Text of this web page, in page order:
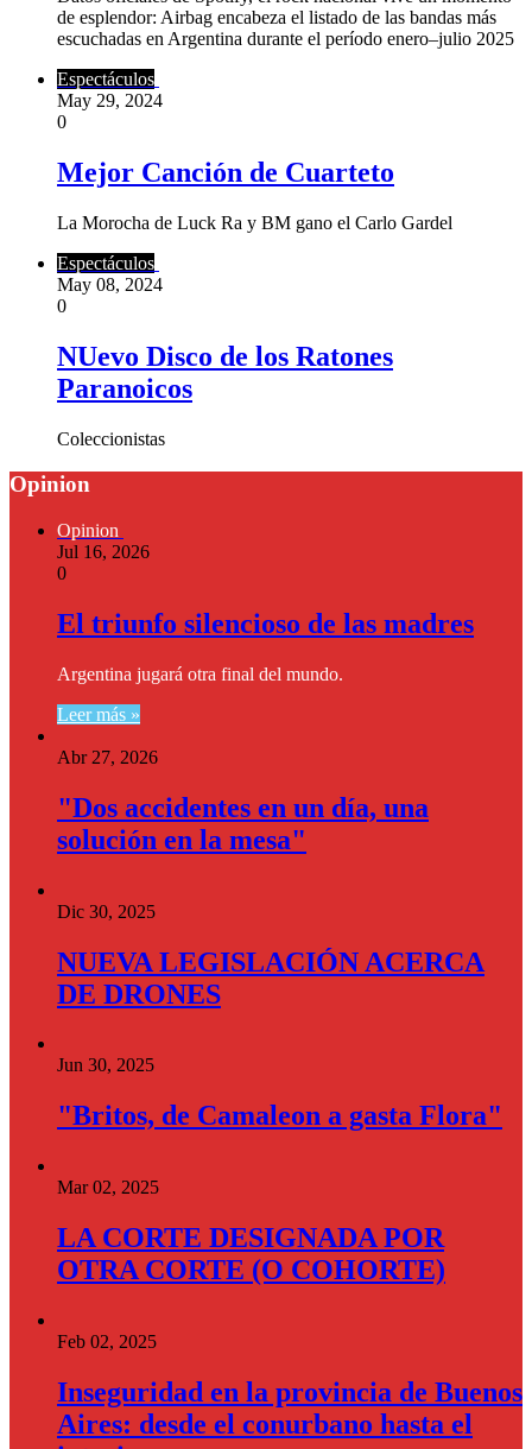
de esplendor: Airbag encabeza el listado de las bandas más
escuchadas en Argentina durante el período enero–julio 2025
Espectáculos
May 29, 2024
0
Mejor Canción de Cuarteto
La Morocha de Luck Ra y BM gano el Carlo Gardel
Espectáculos
May 08, 2024
0
NUevo Disco de los Ratones
Paranoicos
Coleccionistas
Opinion
Opinion
Jul 16, 2026
0
El triunfo silencioso de las madres
Argentina jugará otra final del mundo.
Leer más »
Abr 27, 2026
"Dos accidentes en un día, una
solución en la mesa"
Dic 30, 2025
NUEVA LEGISLACIÓN ACERCA
DE DRONES
Jun 30, 2025
"Britos, de Camaleon a gasta Flora"
Mar 02, 2025
LA CORTE DESIGNADA POR
OTRA CORTE (O COHORTE)
Feb 02, 2025
Inseguridad en la provincia de Buenos
Aires: desde el conurbano hasta el